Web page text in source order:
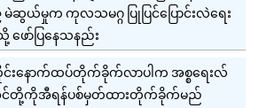
ဆွယ်မှုက ကုလသမဂ္ဂ ပြုပြင်ပြောင်းလဲရေး
ော်ပြနေသနည်း
းနောက်ထပ်တိုက်ခိုက်လာပါက အစ္စရေးလ်
င်တို့ကိုအီရန်ပစ်မှတ်ထားတိုက်ခိုက်မည်